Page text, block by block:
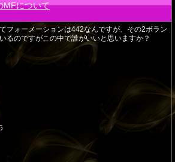
MFについて
フォーメーションは442なんですが、その2ボラン
るのですがこの中で誰がいいと思いますか？